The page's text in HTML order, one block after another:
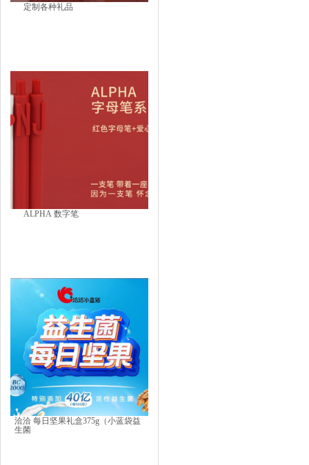
定制各种礼品
ALPHA 数字笔
洽洽 每日坚果礼盒375g（小蓝袋益
生菌